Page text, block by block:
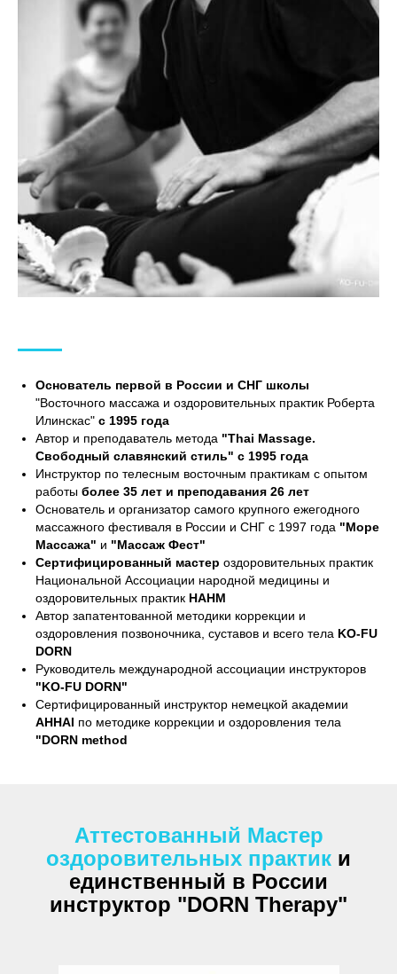
Основатель первой в России и СНГ школы
"Восточного массажа и оздоровительных практик Роберта
Илинскас" с 1995 года
Автор и преподаватель метода "Thai Massage.
Свободный славянский стиль" с 1995 года
Инструктор по телесным восточным практикам с опытом
работы более 35 лет и преподавания 26 лет
Основатель и организатор самого крупного ежегодного
массажного фестиваля в России и СНГ с 1997 года "Море
Массажа" и "Массаж Фест"
Сертифицированный мастер оздоровительных практик
Национальной Ассоциации народной медицины и
оздоровительных практик НАНМ
Автор запатентованной методики коррекции и
оздоровления позвоночника, суставов и всего тела KO-FU
DORN
Руководитель международной ассоциации инструкторов
"KO-FU DORN"
Сертифицированный инструктор немецкой академии
AHHAI по методике коррекции и оздоровления тела
"DORN method
Аттестованный Мастер
оздоровительных практик и
единственный в России
инструктор "DORN Therapy"